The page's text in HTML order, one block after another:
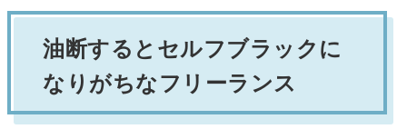
油断するとセルフブラックに
なりがちなフリーランス